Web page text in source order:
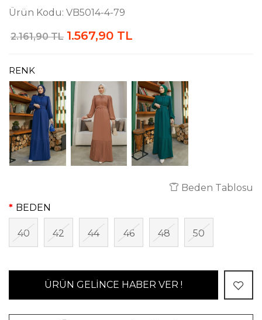
Ürün Kodu: VB5014-4-79
2.161,90 TL 1.567,90 TL
RENK
Beden Tablosu
BEDEN
40 42 44 46 48 50
ÜRÜN GELİNCE HABER VER !